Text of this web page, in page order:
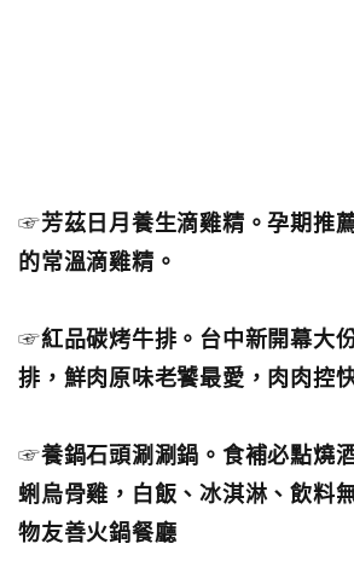
☞芳茲日月養生滴雞精。孕期推
的常溫滴雞精。
☞紅品碳烤牛排。台中新開幕大
排，鮮肉原味老饕最愛，肉肉控
☞養鍋石頭涮涮鍋。食補必點燒
蜊烏骨雞，白飯、冰淇淋、飲料
物友善火鍋餐廳